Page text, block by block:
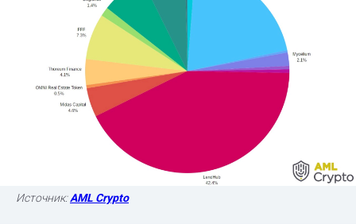
Источник:AML Crypto